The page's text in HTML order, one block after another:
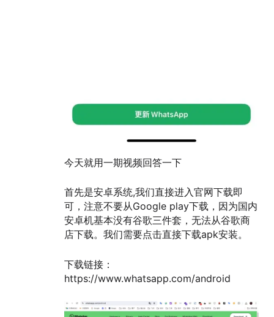
今天就用一期视频回答一下
首先是安卓系统,我们直接进入官网下载即
可，注意不要从Google play下载，因为国内
安卓机基本没有谷歌三件套，无法从谷歌商
店下载。我们需要点击直接下载apk安装。
下载链接：
https://www.whatsapp.com/android